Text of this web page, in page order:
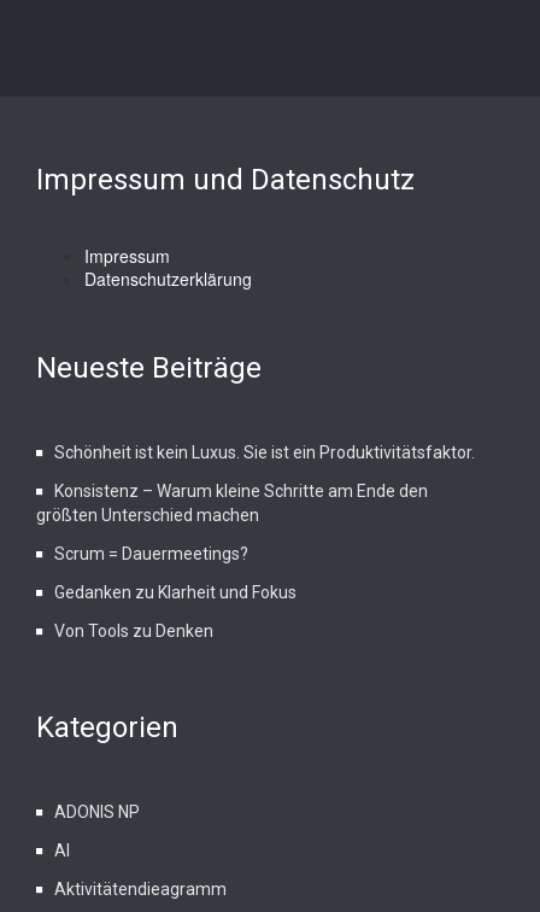
Impressum und Datenschutz
Impressum
Datenschutzerklärung
Neueste Beiträge
Schönheit ist kein Luxus. Sie ist ein Produktivitätsfaktor.
Konsistenz – Warum kleine Schritte am Ende den
größten Unterschied machen
Scrum = Dauermeetings?
Gedanken zu Klarheit und Fokus
Von Tools zu Denken
Kategorien
ADONIS NP
AI
Aktivitätendieagramm